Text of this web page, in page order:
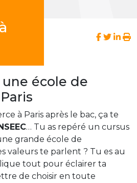
école de
à Paris après le bac, ça te
… Tu as repéré un cursus
grande école de
valeurs te parlent ? Tu es au
tout pour éclairer ta
de choisir en toute